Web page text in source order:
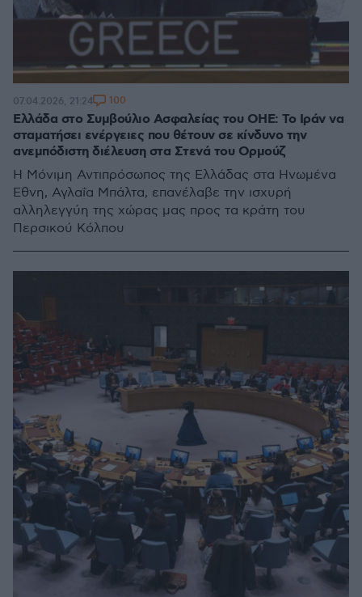
Ελλάδα στο Συμβούλιο Ασφαλείας του ΟΗΕ: Το Ιράν να
σταματήσει ενέργειες που θέτουν σε κίνδυνο την
ανεμπόδιστη διέλευση στα Στενά του Ορμούζ
Η Μόνιμη Αντιπρόσωπος της Ελλάδας στα Ηνωμένα
Έθνη, Αγλαΐα Μπάλτα, επανέλαβε την ισχυρή
αλληλεγγύη της χώρας μας προς τα κράτη του
Περσικού Κόλπου
07.04.2026, 21:24 100